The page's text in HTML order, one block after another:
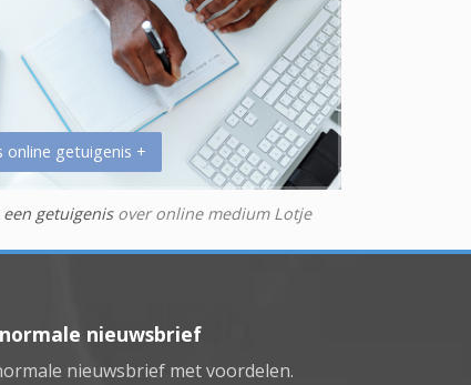
online getuigenis +
een getuigenisover online medium Lotje
nieuwsbrief
nieuwsbrief met voordelen.